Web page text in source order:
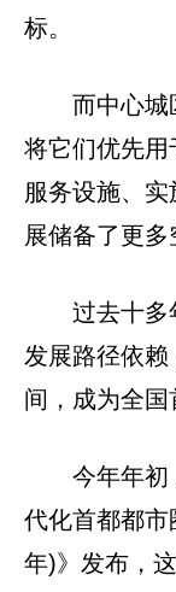
标。
而中心城
将它们优先
服务设施、
展储备了更多
过去十多
发展路径依赖
间，成为全国
今年年初
代化首都都
年)》发布，